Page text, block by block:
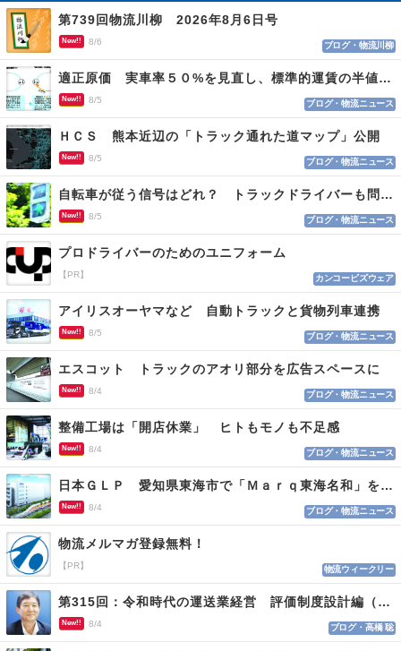
第739回物流川柳 2026年8月6日号
New!! 8/6 ブログ・物流川柳
適正原価 実車率５０%を見直し、標準的運賃の半値の恐れも
New!! 8/5 ブログ・物流ニュース
ＨＣＳ 熊本近辺の「トラック通れた道マップ」公開
New!! 8/5 ブログ・物流ニュース
自転車が従う信号はどれ？ トラックドライバーも問われる認識
New!! 8/5 ブログ・物流ニュース
プロドライバーのためのユニフォーム
【PR】 カンコービズウェア
アイリスオーヤマなど 自動トラックと貨物列車連携
New!! 8/5 ブログ・物流ニュース
エスコット トラックのアオリ部分を広告スペースに
New!! 8/4 ブログ・物流ニュース
整備工場は「開店休業」 ヒトもモノも不足感
New!! 8/4 ブログ・物流ニュース
日本ＧＬＰ 愛知県東海市で「Ｍａｒｑ東海名和」を開発
New!! 8/4 ブログ・物流ニュース
物流メルマガ登録無料！
【PR】 物流ウィークリー
第315回：令和時代の運送業経営 評価制度設計編（１１５）
New!! 8/4 ブログ・高橋 聡